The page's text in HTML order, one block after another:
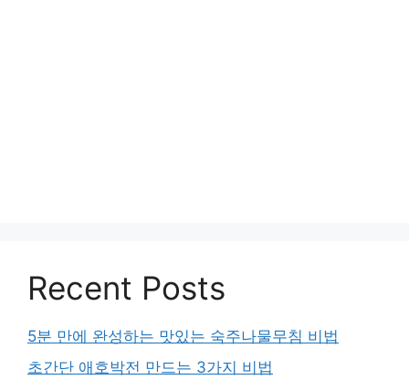
Recent Posts
5분 만에 완성하는 맛있는 숙주나물무침 비법
초간단 애호박전 만드는 3가지 비법